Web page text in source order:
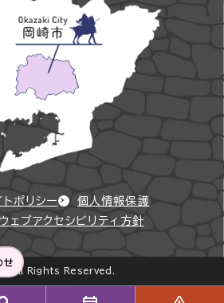
トポリシー
個人情報保護
ウェブアクセシビリティ方針
All Rights Reserved.
せ